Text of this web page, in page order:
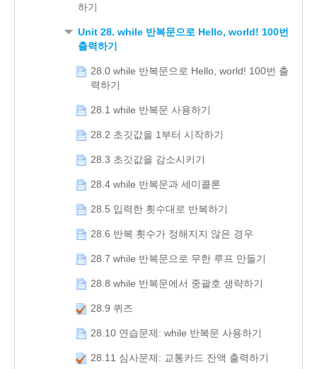
하기
Unit 28. while 반복문으로 Hello, world! 100번
출력하기
28.0 while 반복문으로 Hello, world! 100번 출
력하기
28.1 while 반복문 사용하기
28.2 초깃값을 1부터 시작하기
28.3 초깃값을 감소시키기
28.4 while 반복문과 세미콜론
28.5 입력한 횟수대로 반복하기
28.6 반복 횟수가 정해지지 않은 경우
28.7 while 반복문으로 무한 루프 만들기
28.8 while 반복문에서 중괄호 생략하기
28.9 퀴즈
28.10 연습문제: while 반복문 사용하기
28.11 심사문제: 교통카드 잔액 출력하기